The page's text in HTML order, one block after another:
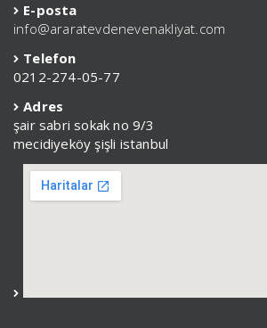
E-posta
info@araratevdenevenakliyat.com
Telefon
0212-274-05-77
Adres
şair sabri sokak no 9/3
mecidiyeköy şişli istanbul